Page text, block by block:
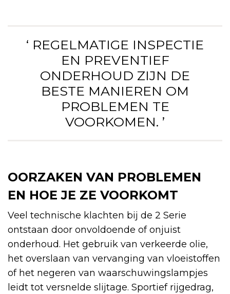
‘ REGELMATIGE INSPECTIE
EN PREVENTIEF
ONDERHOUD ZIJN DE
BESTE MANIEREN OM
PROBLEMEN TE
VOORKOMEN. ’
OORZAKEN VAN PROBLEMEN
EN HOE JE ZE VOORKOMT
Veel technische klachten bij de 2 Serie
ontstaan door onvoldoende of onjuist
onderhoud. Het gebruik van verkeerde olie,
het overslaan van vervanging van vloeistoffen
of het negeren van waarschuwingslampjes
leidt tot versnelde slijtage. Sportief rijgedrag,